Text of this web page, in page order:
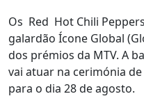
Os Red Hot Chili
galardão Ícone Global
dos prémios da MTV. A
vai atuar na cerimónia
para o dia 28 de agosto.